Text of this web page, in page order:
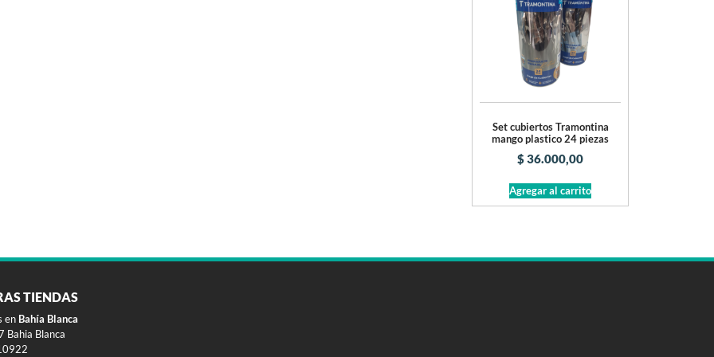
Set cubiertos Tramontina
mango plastico 24 piezas
$36.000,00
Agregar al carrito
TIENDAS
en Bahía Blanca
Bahia Blanca